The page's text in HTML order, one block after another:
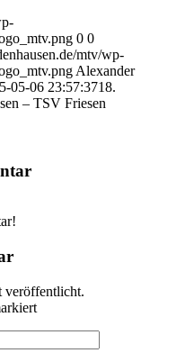
0 0
mtv/wp-
Alexander
05-06 23:57:3718.
– TSV Friesen
veröffentlicht.